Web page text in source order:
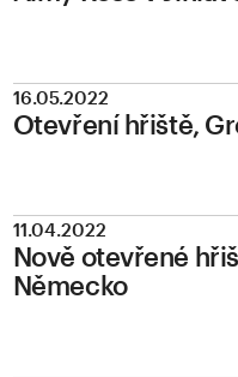
16.05.2022
Otevření hřiště,
11.04.2022
Nově otevřené
Německo